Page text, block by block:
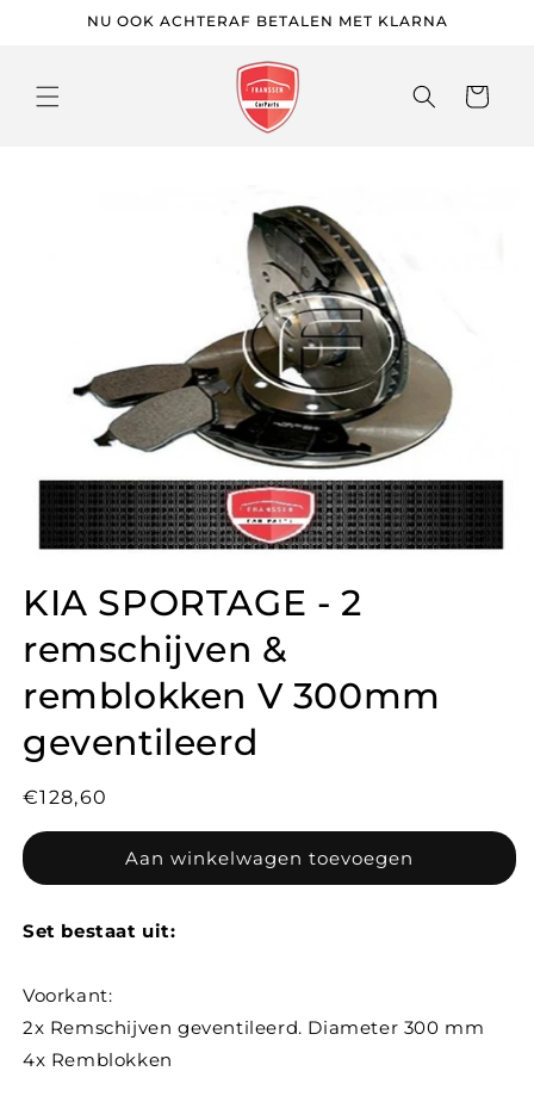
naar deNU OOK ACHTERAF BETALEN MET KLARNA
KIA SPORTAGE - 2
remschijven &
remblokken V 300mm
geventileerd
Normale
prijs
€128,60
Aan winkelwagen toevoegen
Set bestaat uit:
Voorkant:
2x Remschijven geventileerd. Diameter 300 mm
4x Remblokken